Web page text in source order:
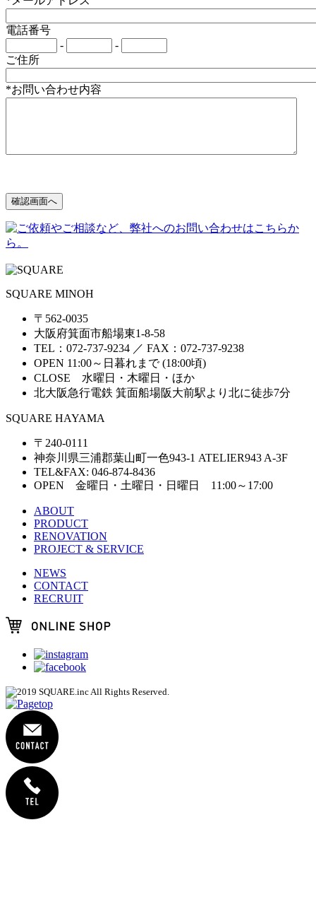
電話番号
-
-
ご住所
*お問い合わせ内容
SQUARE MINOH
〒562-0035
大阪府箕面市船場東1-8-58
TEL：072-737-9234 ／ FAX：072-737-9238
OPEN 11:00～日暮れまで (18:00頃)
CLOSE 水曜日・木曜日・ほか
北大阪急行電鉄 箕面船場阪大前駅より北に徒歩7分
SQUARE HAYAMA
〒240-0111
神奈川県三浦郡葉山町一色943-1 ATELIER943 A-3F
TEL&FAX: 046-874-8436
OPEN 金曜日・土曜日・日曜日 11:00～17:00
ABOUT
PRODUCT
RENOVATION
PROJECT & SERVICE
NEWS
CONTACT
RECRUIT